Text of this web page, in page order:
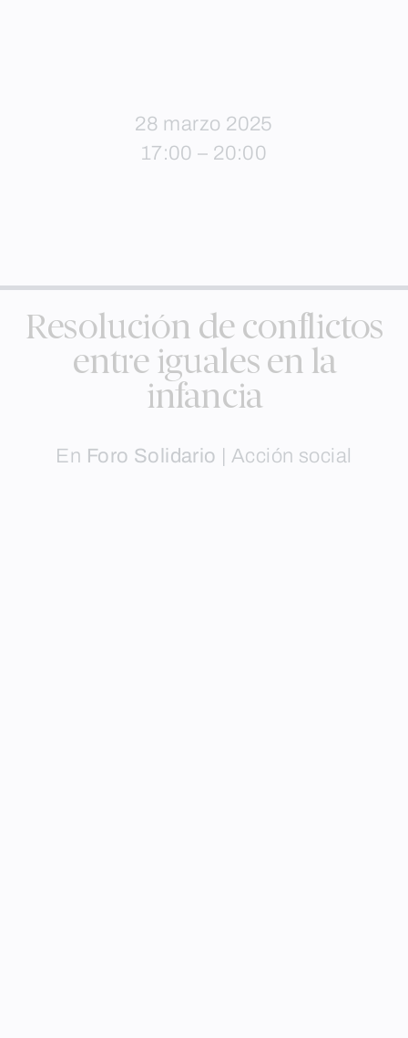
28 marzo 2025
17:00 – 20:00
Resolución de conflictos
entre iguales en la
infancia
En Foro Solidario |Acción social